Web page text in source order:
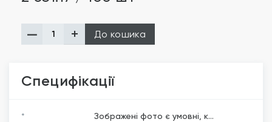
Специфікації
* Зображені фото є умовні, к...
До кошика